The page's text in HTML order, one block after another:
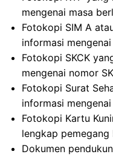
mengenai masa
Fotokopi SIM A
informasi
Fotokopi SKCK
mengenai nomor
Fotokopi Surat
informasi
Fotokopi Kartu
lengkap pemegang
Dokumen